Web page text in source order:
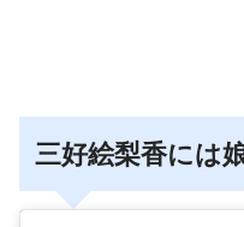
三好絵梨香には